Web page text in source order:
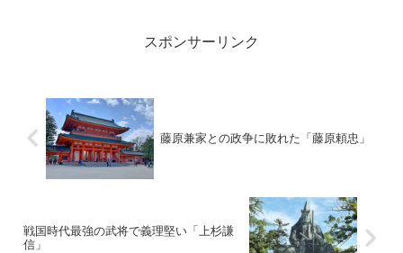
スポンサーリンク
藤原兼家との政争に敗れた「藤原頼忠」
戦国時代最強の武将で義理堅い「上杉謙
信」